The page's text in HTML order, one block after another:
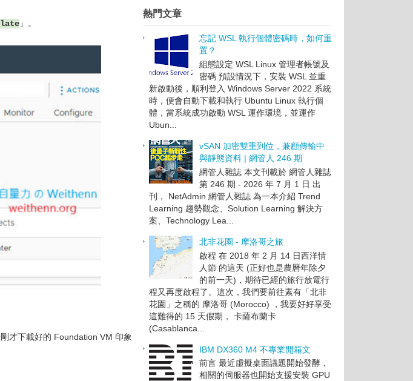
」。
剛才下載好的 Foundation VM 印象
熱門文章
忘記 WSL 執行個體密碼時，如何重
置？
組態設定 WSL Linux 管理者帳號及
密碼 預設情況下，安裝 WSL 並重
新啟動後，順利登入 Windows Server 2022 系統
時，便會自動下載和執行 Ubuntu Linux 執行個
體，當系統成功啟動 WSL 運作環境，並運作
Ubun...
vSAN 加密雙重到位，兼顧傳輸中
與靜態資料 | 網管人 246 期
網管人雜誌 本文刊載於 網管人雜誌
第 246 期 - 2026 年 7 月 1 日 出
刊， NetAdmin 網管人雜誌 為一本介紹 Trend
Learning 趨勢觀念、Solution Learning 解決方
案、Technology Lea...
北非花園 - 摩洛哥之旅
啟程 在 2018 年 2 月 14 日西洋情
人節 的這天 (正好也是農曆年除夕
的前一天)，期待已經的旅行放電行
程又再度啟程了。這次，我們要前往素有「北非
花園」之稱的 摩洛哥 (Morocco) ，我要好好享受
這難得的 15 天假期， 卡薩布蘭卡
(Casablanca...
IBM DX360 M4 不專業開箱文
前言 最近虛擬桌面議題開始發酵，
相關的伺服器也開始支援安裝 GPU